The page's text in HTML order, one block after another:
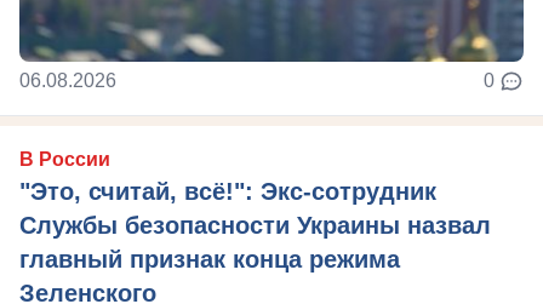
06.08.2026 0
В России
"Это, считай, всё!": Экс-сотрудник
Службы безопасности Украины назвал
главный признак конца режима
Зеленского